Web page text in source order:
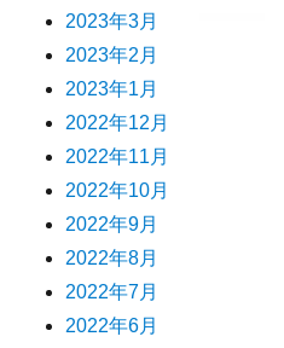
2023年3月
2023年2月
2023年1月
2022年12月
2022年11月
2022年10月
2022年9月
2022年8月
2022年7月
2022年6月